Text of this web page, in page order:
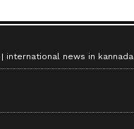
international news in kannada